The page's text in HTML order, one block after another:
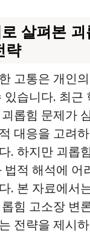
살펴본
략
고통은 개인
있습니다. 최근
롭힘 문제가
대응을 고려
. 하지만 괴롭
법적 해석에 어
. 본 자료에서
힘 고소장 변
전략을 제시